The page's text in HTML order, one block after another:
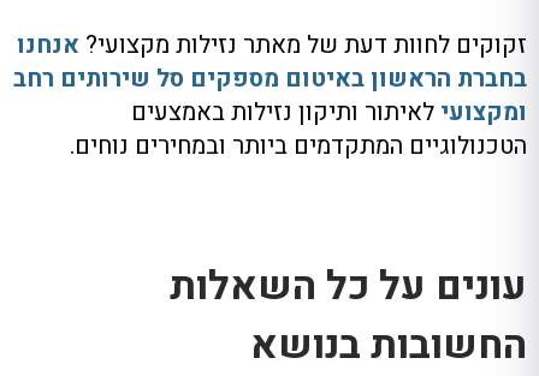
זקוקים לחוות דעת של מאתר נזילות מקצועי? אנחנו
בחברת הראשון באיטום מספקים סל שירותים רחב
ומקצועי לאיתור ותיקון נזילות באמצעים
הטכנולוגיים המתקדמים ביותר ובמחירים נוחים.
עונים על כל השאלות
החשובות בנושא